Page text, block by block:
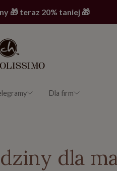
🎁 teraz 20% taniej 🎁
Dla firm
dla